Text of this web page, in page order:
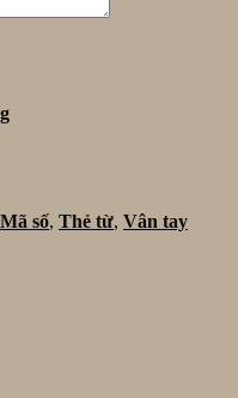
Mã số, Thẻ từ, Vân tay